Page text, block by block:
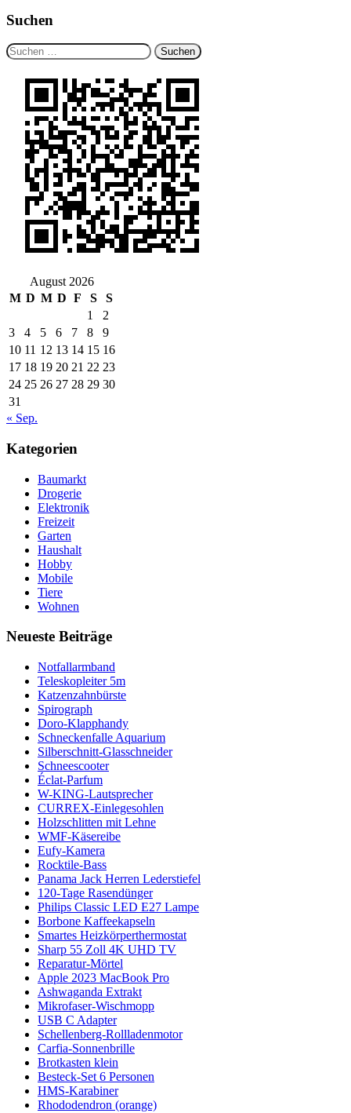
Suchen
Suchen
nach:
August 2026
M D M D F S
S
1
2
3
4 5 6 7 8
9
10 11 12 13 14 15 16
17 18 19 20 21 22 23
24 25 26 27 28 29 30
31
« Sep.
Kategorien
Baumarkt
Drogerie
Elektronik
Freizeit
Garten
Haushalt
Hobby
Mobile
Tiere
Wohnen
Neueste Beiträge
Notfallarmband
Teleskopleiter 5m
Katzenzahnbürste
Spirograph
Doro-Klapphandy
Schneckenfalle Aquarium
Silberschnitt-Glasschneider
Schneescooter
Éclat-Parfum
W-KING-Lautsprecher
CURREX-Einlegesohlen
Holzschlitten mit Lehne
WMF-Käsereibe
Eufy-Kamera
Rocktile-Bass
Panama Jack Herren Lederstiefel
120-Tage Rasendünger
Philips Classic LED E27 Lampe
Borbone Kaffeekapseln
Smartes Heizkörperthermostat
Sharp 55 Zoll 4K UHD TV
Reparatur-Mörtel
Apple 2023 MacBook Pro
Ashwaganda Extrakt
Mikrofaser-Wischmopp
USB C Adapter
Schellenberg-Rollladenmotor
Carfia-Sonnenbrille
Brotkasten klein
Besteck-Set 6 Personen
HMS-Karabiner
Rhododendron (orange)